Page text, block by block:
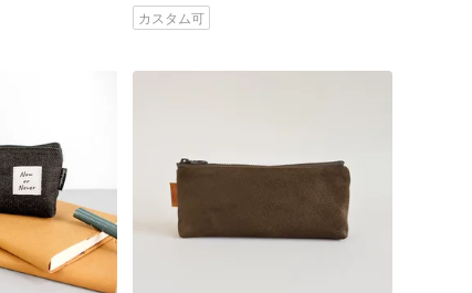
カスタム可